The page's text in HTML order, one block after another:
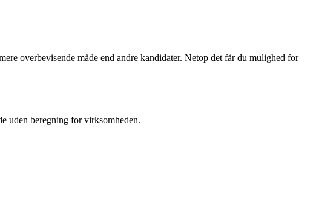
overbevisende måde end andre kandidater. Netop det får du mulighed for
uden beregning for virksomheden.